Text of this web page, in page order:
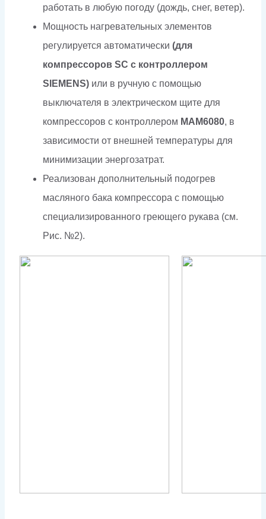
работать в любую погоду (дождь, снег, ветер).
Мощность нагревательных элементов
регулируется автоматически (для
компрессоров SC с контроллером
SIEMENS) или в ручную с помощью
выключателя в электрическом щите для
компрессоров с контроллером МАМ6080, в
зависимости от внешней температуры для
минимизации энергозатрат.
Реализован дополнительный подогрев
масляного бака компрессора с помощью
специализированного греющего рукава (см.
Рис. №2).